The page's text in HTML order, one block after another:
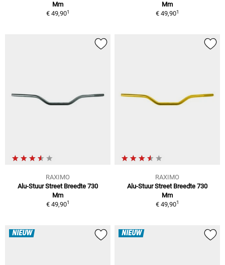
Mm
€ 49,901
Mm
€ 49,901
RAXIMO
Alu-Stuur Street Breedte 730
Mm
€ 49,901
RAXIMO
Alu-Stuur Street Breedte 730
Mm
€ 49,901
NIEUW NIEUW